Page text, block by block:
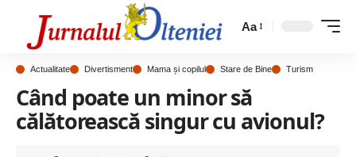
Aa
Actualitate Divertisment Mama și copilul Stare de Bine Turism
Când poate un minor să
călătorească singur cu avionul?